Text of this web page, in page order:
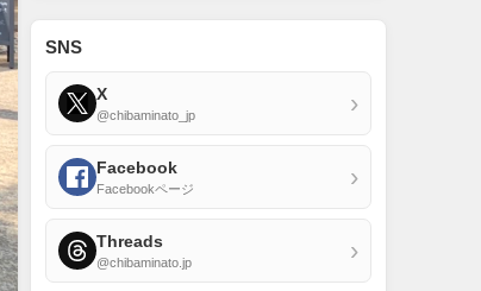
SNS
X
@chibaminato_jp ›
Facebook
Facebookページ ›
Threads
@chibaminato.jp ›